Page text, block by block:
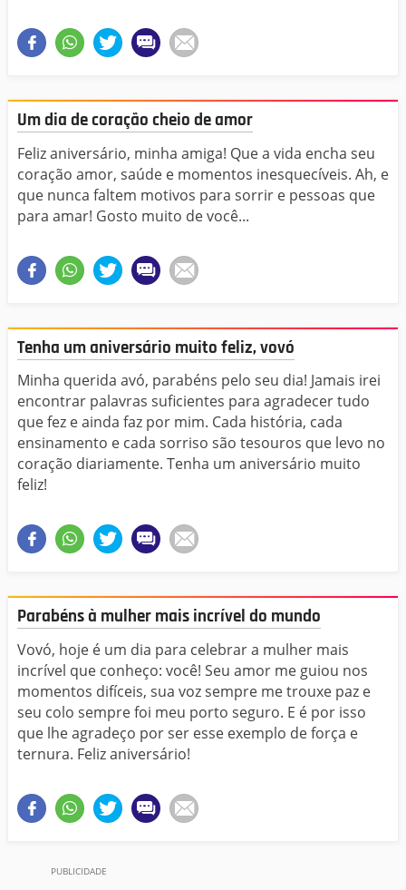
Um dia de coração cheio de amor
Feliz aniversário, minha amiga! Que a vida encha seu
coração amor, saúde e momentos inesquecíveis. Ah, e
que nunca faltem motivos para sorrir e pessoas que
para amar! Gosto muito de você...
Tenha um aniversário muito feliz, vovó
Minha querida avó, parabéns pelo seu dia! Jamais irei
encontrar palavras suficientes para agradecer tudo
que fez e ainda faz por mim. Cada história, cada
ensinamento e cada sorriso são tesouros que levo no
coração diariamente. Tenha um aniversário muito
feliz!
Parabéns à mulher mais incrível do mundo
Vovó, hoje é um dia para celebrar a mulher mais
incrível que conheço: você! Seu amor me guiou nos
momentos difíceis, sua voz sempre me trouxe paz e
seu colo sempre foi meu porto seguro. E é por isso
que lhe agradeço por ser esse exemplo de força e
ternura. Feliz aniversário!